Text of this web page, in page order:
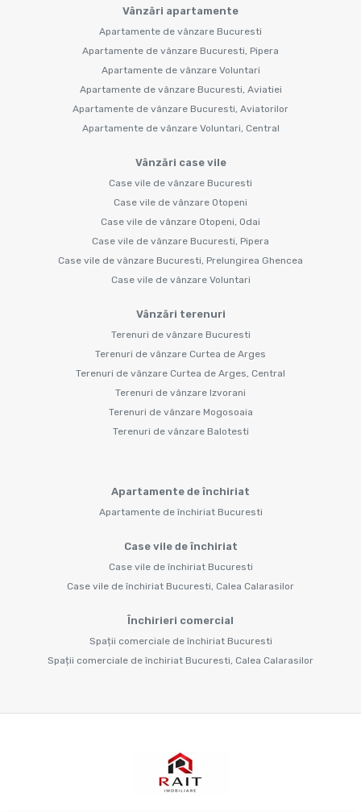
Vânzări apartamente
Apartamente de vânzare Bucuresti
Apartamente de vânzare Bucuresti, Pipera
Apartamente de vânzare Voluntari
Apartamente de vânzare Bucuresti, Aviatiei
Apartamente de vânzare Bucuresti, Aviatorilor
Apartamente de vânzare Voluntari, Central
Vânzări case vile
Case vile de vânzare Bucuresti
Case vile de vânzare Otopeni
Case vile de vânzare Otopeni, Odai
Case vile de vânzare Bucuresti, Pipera
Case vile de vânzare Bucuresti, Prelungirea Ghencea
Case vile de vânzare Voluntari
Vânzări terenuri
Terenuri de vânzare Bucuresti
Terenuri de vânzare Curtea de Arges
Terenuri de vânzare Curtea de Arges, Central
Terenuri de vânzare Izvorani
Terenuri de vânzare Mogosoaia
Terenuri de vânzare Balotesti
Apartamente de închiriat
Apartamente de închiriat Bucuresti
Case vile de închiriat
Case vile de închiriat Bucuresti
Case vile de închiriat Bucuresti, Calea Calarasilor
Închirieri comercial
Spații comerciale de închiriat Bucuresti
Spații comerciale de închiriat Bucuresti, Calea Calarasilor